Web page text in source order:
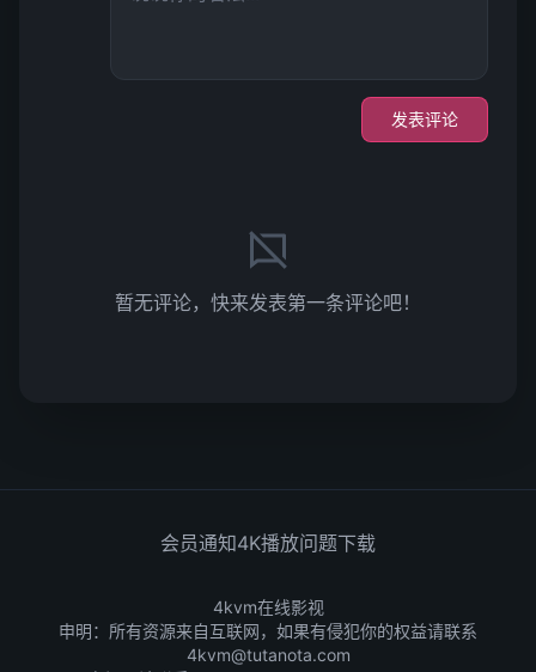
发表评论
暂无评论，快来发表第一条评论吧！
会员通知4K播放问题下载
4kvm在线影视
申明：所有资源来自互联网，如果有侵犯你的权益请联系
4kvm@tutanota.com